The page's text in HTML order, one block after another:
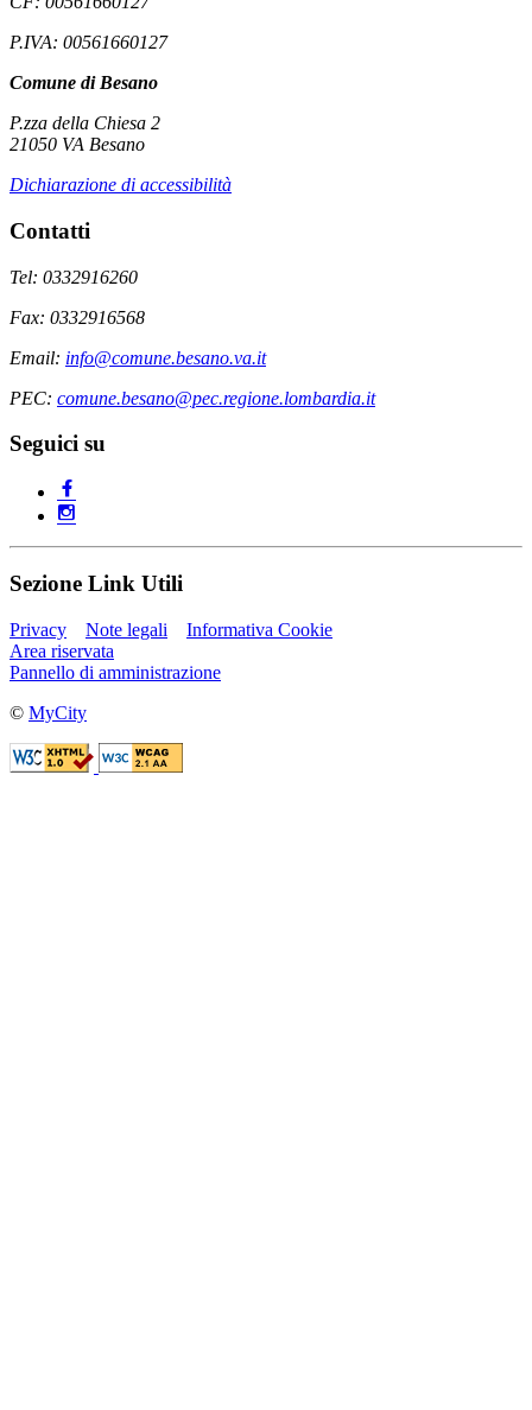
P.IVA: 00561660127
Comune di Besano
P.zza della Chiesa 2
21050 VA Besano
Dichiarazione di accessibilità
Contatti
Tel: 0332916260
Fax: 0332916568
Email: info@comune.besano.va.it
PEC: comune.besano@pec.regione.lombardia.it
Seguici su
Sezione Link Utili
Privacy Note legali
Informativa Cookie
Area riservata
Pannello di amministrazione
© MyCity